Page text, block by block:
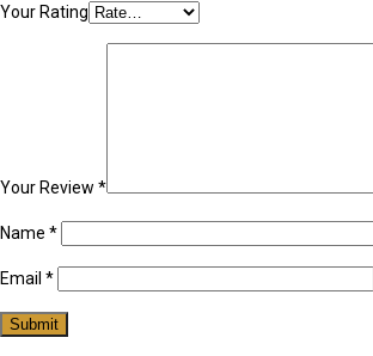
Your Rating
Your Review *
Name *
Email *